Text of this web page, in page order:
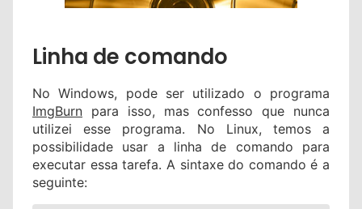
Linha de comando
No Windows, pode ser utilizado o programa
ImgBurn para isso, mas confesso que nunca
utilizei esse programa. No Linux, temos a
possibilidade usar a linha de comando para
executar essa tarefa. A sintaxe do comando é a
seguinte: